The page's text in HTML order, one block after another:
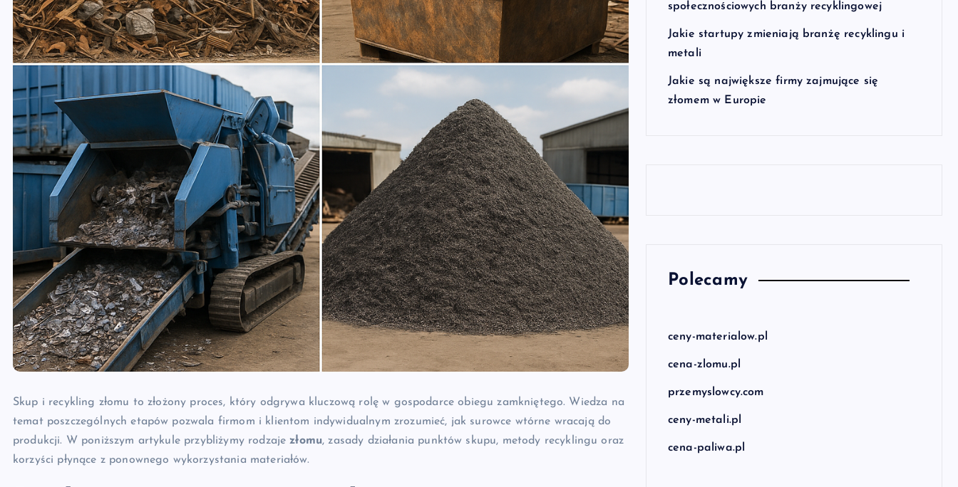
Skup i recykling złomu to złożony proces, który odgrywa kluczową rolę w gospodarce obiegu zamkniętego. Wiedza na
temat poszczególnych etapów pozwala firmom i klientom indywidualnym zrozumieć, jak surowce wtórne wracają do
produkcji. W poniższym artykule przybliżymy rodzajezłomu, zasady działania punktów skupu, metody recyklingu oraz
korzyści płynące z ponownego wykorzystania materiałów.
społecznościowych branży recyklingowej
Jakie startupy zmieniają branżę recyklingu i
metali
Jakie są największe firmy zajmujące się
złomem w Europie
Polecamy
ceny-materialow.pl
cena-zlomu.pl
przemyslowcy.com
ceny-metali.pl
cena-paliwa.pl